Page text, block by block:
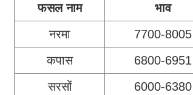
फसल नाम
भाव
नरमा
7700-8005
कपास
6800-6951
सरसों
6000-6380